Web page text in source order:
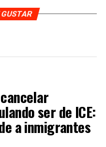
ser de ICE:
a inmigrantes